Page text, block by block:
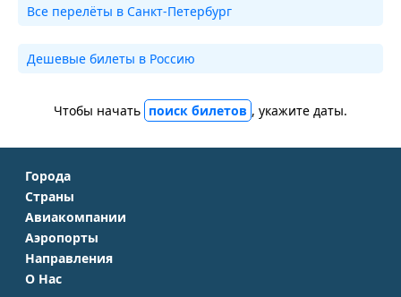
Все перелёты в Санкт-Петербург
Дешевые билеты в Россию
Чтобы начать поиск билетов , укажите даты.
Города
Москва
Санкт-Петербург
Симферополь
Краснодар
Страны
Крым
Турция
Таиланд
Авиакомпании
Аэрофлот
S7 Airlines
Аэропорты
Домодедово
Шереметьево
Направления
Москва - Сочи
О Нас